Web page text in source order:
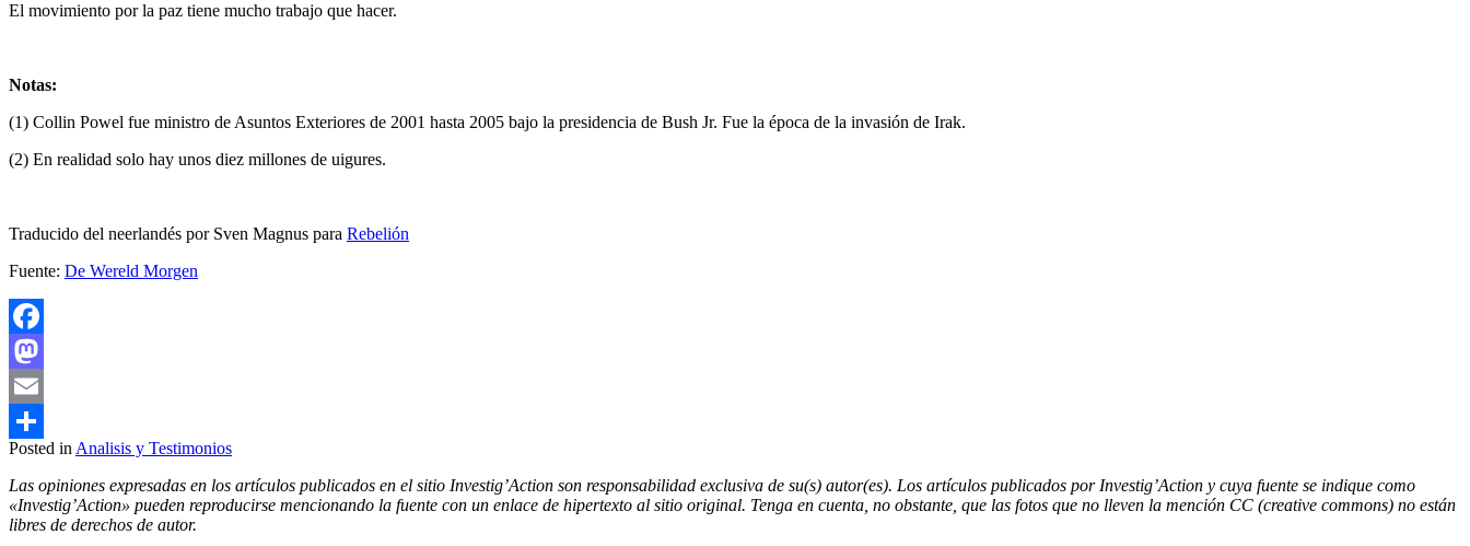
El movimiento por la paz tiene mucho trabajo que hacer.
Notas:
(1) Collin Powel fue ministro de Asuntos Exteriores de 2001 hasta 2005 bajo la presidencia de Bush Jr. Fue la época de la invasión de Irak.
(2) En realidad solo hay unos diez millones de uigures.
Traducido del neerlandés por Sven Magnus para Rebelión
Fuente: De Wereld Morgen
Facebook
Mastodon
Email
Compartir
Posted in Analisis y Testimonios
Las opiniones expresadas en los artículos publicados en el sitio Investig’Action son responsabilidad exclusiva de su(s) autor(es). Los artículos publicados por Investig’Action y cuya fuente se indique como
«Investig’Action» pueden reproducirse mencionando la fuente con un enlace de hipertexto al sitio original. Tenga en cuenta, no obstante, que las fotos que no lleven la mención CC (creative commons) no están
libres de derechos de autor.